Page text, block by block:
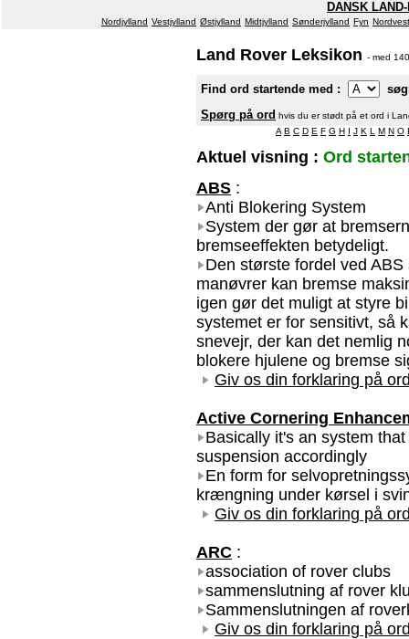
DANSK
Nordjylland Vestjylland Østjylland Midtjylland Sønderjylland Fyn
Land Rover Leksikon - med
Find ord startende med :
Spørg på ord hvis du er stødt på et ord i
A B C D E F G H I J K L M N O
Aktuel visning : Ord
ABS :
Anti Blokering System
System der gør at
bremseeffekten betydeligt.
Den største fordel ved
manøvrer kan bremse
igen gør det muligt at styre
systemet er for sensitivt, så
snevejr, der kan det nemlig
blokere hjulene og bremse
Giv os din forklaring på
Active Cornering
Basically it's an system
suspension accordingly
En form for
krængning under kørsel i
Giv os din forklaring på
ARC :
association of rover clubs
sammenslutning af rover
Sammenslutningen af
Giv os din forklaring på